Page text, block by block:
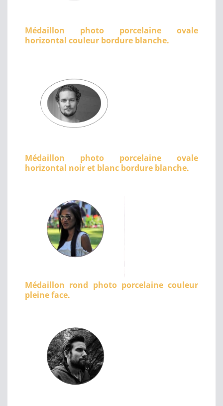
Médaillon photo porcelaine ovale
horizontal couleur bordure blanche.
Médaillon photo porcelaine ovale
horizontal noir et blanc bordure blanche.
Médaillon rond photo porcelaine couleur
pleine face.